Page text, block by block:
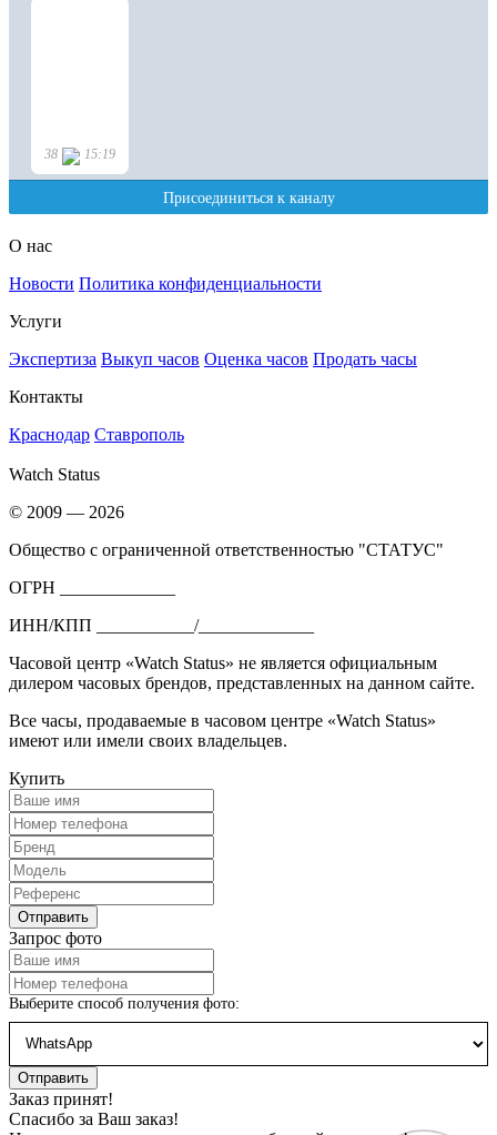
О нас
Новости Политика конфиденциальности
Услуги
Экспертиза Выкуп часов Оценка часов Продать часы
Контакты
Краснодар Ставрополь
Watch Status
© 2009 — 2026
Общество с ограниченной ответственностью "СТАТУС"
ОГРН _____________
ИНН/КПП ___________/_____________
Часовой центр «Watch Status» не является официальным
дилером часовых брендов, представленных на данном сайте.
Все часы, продаваемые в часовом центре «Watch Status»
имеют или имели своих владельцев.
Купить
Запрос фото
Выберите способ получения фото:
Заказ принят!
Спасибо за Ваш заказ!